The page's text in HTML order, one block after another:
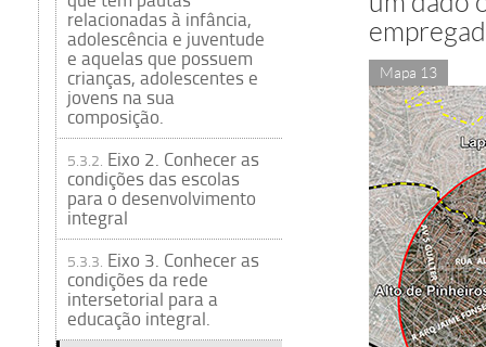
relacionadas à infância,
adolescência e juventude
e aquelas que possuem
crianças, adolescentes e
jovens na sua
composição.
5.3.2. Eixo 2. Conhecer as
condições das escolas
para o desenvolvimento
integral
5.3.3. Eixo 3. Conhecer as
condições da rede
intersetorial para a
educação integral.
Mapa 13